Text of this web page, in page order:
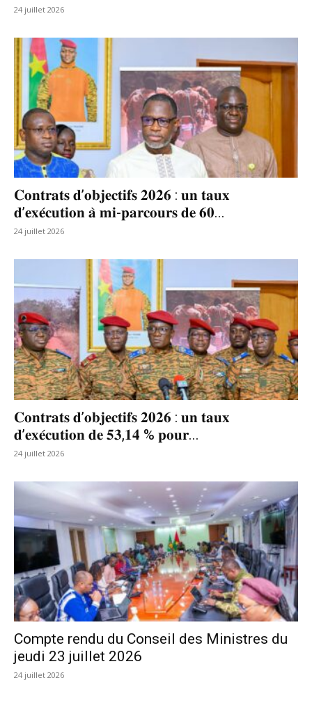
24 juillet 2026
𝐂𝐨𝐧𝐭𝐫𝐚𝐭𝐬 𝐝’𝐨𝐛𝐣𝐞𝐜𝐭𝐢𝐟𝐬 𝟐𝟎𝟐𝟔 : 𝐮𝐧 𝐭𝐚𝐮𝐱
𝐝’𝐞𝐱𝐞́𝐜𝐮𝐭𝐢𝐨𝐧 𝐚̀ 𝐦𝐢-𝐩𝐚𝐫𝐜𝐨𝐮𝐫𝐬 𝐝𝐞 𝟔𝟎...
24 juillet 2026
𝐂𝐨𝐧𝐭𝐫𝐚𝐭𝐬 𝐝’𝐨𝐛𝐣𝐞𝐜𝐭𝐢𝐟𝐬 𝟐𝟎𝟐𝟔 : 𝐮𝐧 𝐭𝐚𝐮𝐱
𝐝’𝐞𝐱𝐞́𝐜𝐮𝐭𝐢𝐨𝐧 𝐝𝐞 𝟓𝟑,𝟏𝟒 % 𝐩𝐨𝐮𝐫...
24 juillet 2026
Compte rendu du Conseil des Ministres du
jeudi 23 juillet 2026
24 juillet 2026